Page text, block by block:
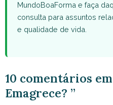
MundoBoaForma e faça
consulta para assuntos
e qualidade de vida.
10 comentários
Emagrece? ”